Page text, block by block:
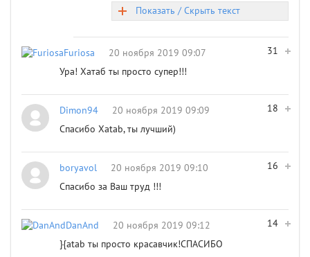
Показать / Скрыть текст
31
Furiosa
20 ноября 2019 09:07
Ура! Хатаб ты просто супер!!!
18
Dimon94
20 ноября 2019 09:09
Спасибо Xatab, ты лучший)
16
boryavol
20 ноября 2019 09:10
Спасибо за Ваш труд !!!
14
DanAnd
20 ноября 2019 09:12
}{atab ты просто красавчик!СПАСИБО